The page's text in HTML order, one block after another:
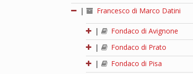
| Francesco di Marco Datini
|
Fondaco di Avignone
|
Fondaco di Prato
|
Fondaco di Pisa